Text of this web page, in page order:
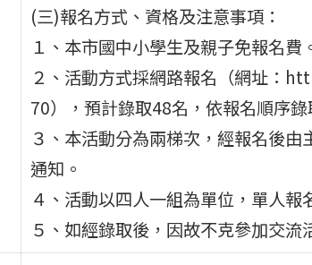
(三)報名方式、資格及注意事項：
１、本市國中小學生及親子免報名費
２、活動方式採網路報名（網址：
70），預計錄取48名，依報名順序錄
３、本活動分為兩梯次，經報名後
通知。
４、活動以四人一組為單位，單人
５、如經錄取後，因故不克參加交